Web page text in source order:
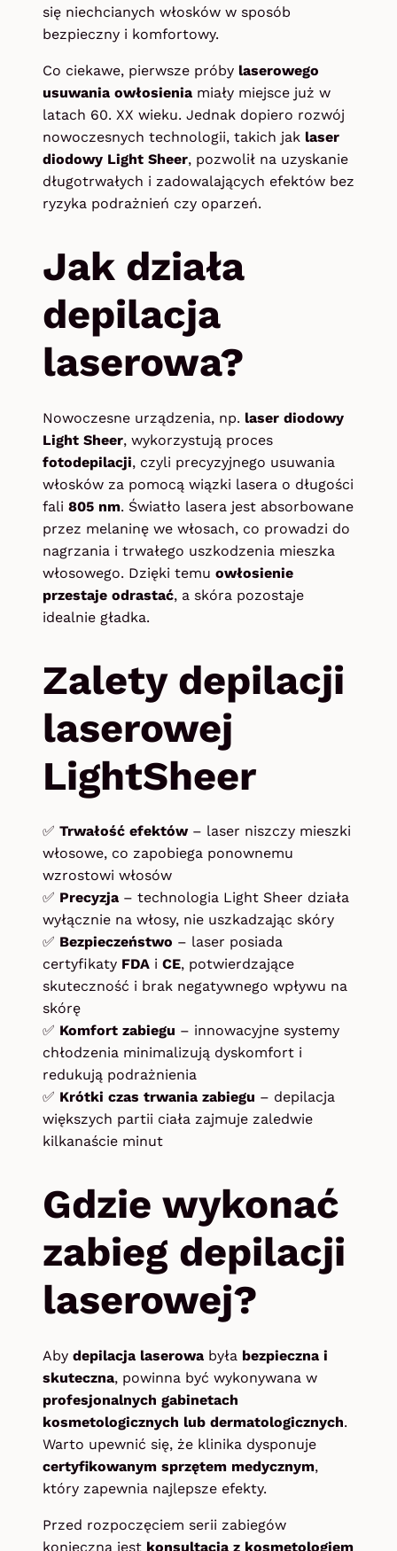
się niechcianych włosków w sposób
bezpieczny i komfortowy.
Co ciekawe, pierwsze próby laserowego
usuwania owłosienia miały miejsce już w
latach 60. XX wieku. Jednak dopiero rozwój
nowoczesnych technologii, takich jak laser
diodowy Light Sheer, pozwolił na uzyskanie
długotrwałych i zadowalających efektów bez
ryzyka podrażnień czy oparzeń.
Jak działa
depilacja
laserowa?
Nowoczesne urządzenia, np. laser diodowy
Light Sheer, wykorzystują proces
fotodepilacji, czyli precyzyjnego usuwania
włosków za pomocą wiązki lasera o długości
fali 805 nm. Światło lasera jest absorbowane
przez melaninę we włosach, co prowadzi do
nagrzania i trwałego uszkodzenia mieszka
włosowego. Dzięki temu owłosienie
przestaje odrastać, a skóra pozostaje
idealnie gładka.
Zalety depilacji
laserowej
LightSheer
✅ Trwałość efektów– laser niszczy mieszki
włosowe, co zapobiega ponownemu
wzrostowi włosów
✅ Precyzja – technologia Light Sheer działa
wyłącznie na włosy, nie uszkadzając skóry
✅ Bezpieczeństwo – laser posiada
certyfikaty FDA i CE, potwierdzające
skuteczność i brak negatywnego wpływu na
skórę
✅ Komfort zabiegu – innowacyjne systemy
chłodzenia minimalizują dyskomfort i
redukują podrażnienia
✅ Krótki czas trwania zabiegu – depilacja
większych partii ciała zajmuje zaledwie
kilkanaście minut
Gdzie wykonać
zabieg depilacji
laserowej?
Aby depilacja laserowa była bezpieczna i
skuteczna, powinna być wykonywana w
profesjonalnych gabinetach
kosmetologicznych lub dermatologicznych.
Warto upewnić się, że klinika dysponuje
certyfikowanym sprzętem medycznym,
który zapewnia najlepsze efekty.
Przed rozpoczęciem serii zabiegów
konieczna jest konsultacja z kosmetologiem